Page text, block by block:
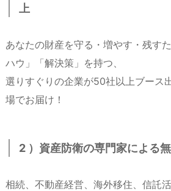
上
あなたの財産を守る・増やす・残す
ハウ」「解決策」を持つ、
選りすぐりの企業が50社以上ブース
場でお届け！
2 ）資産防衛の専門家による
相続、不動産経営、海外移住、信託